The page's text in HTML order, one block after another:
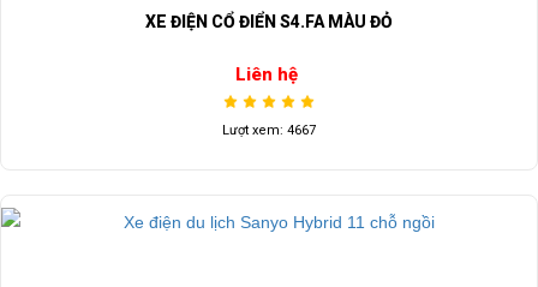
XE ĐIỆN CỔ ĐIỂN S4.FA MÀU ĐỎ
Liên hệ
Lượt xem: 4667